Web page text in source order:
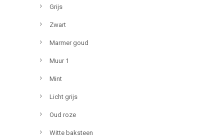
Grijs
Zwart
Marmer goud
Muur 1
Mint
Licht grijs
Oud roze
Witte baksteen